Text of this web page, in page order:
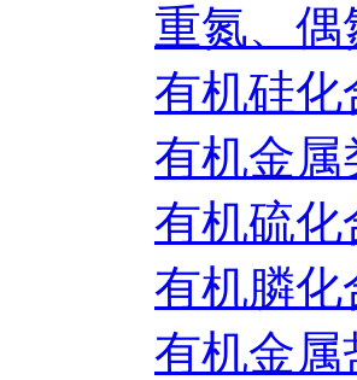
重氮、
有机硅化
有机金属
有机硫化
有机膦化
有机金属